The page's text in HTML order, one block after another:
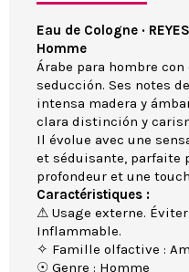
Eau de Cologne ·
Homme
Árabe para hombre
seducción. Ses notes
intensa madera y
clara distinción y
Il évolue avec une
et séduisante, parfaite
profondeur et une
Caractéristiques :
⚠ Usage externe.
Inflammable.
✧ Famille olfactive :
☉ Genre : Homme